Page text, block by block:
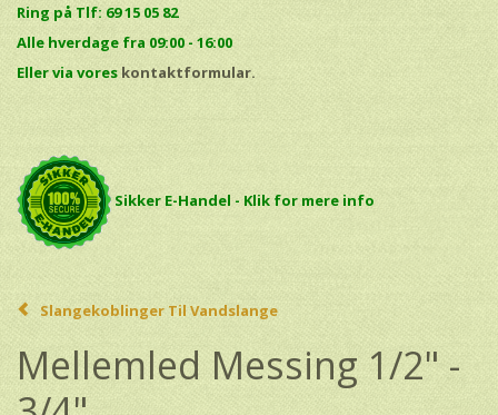
Ring på Tlf: 69 15 05 82
Alle hverdage fra 09:00 - 16:00
Eller via vores kontaktformular.
Sikker E-Handel - Klik for mere info
Slangekoblinger Til Vandslange
Mellemled Messing 1/2" -